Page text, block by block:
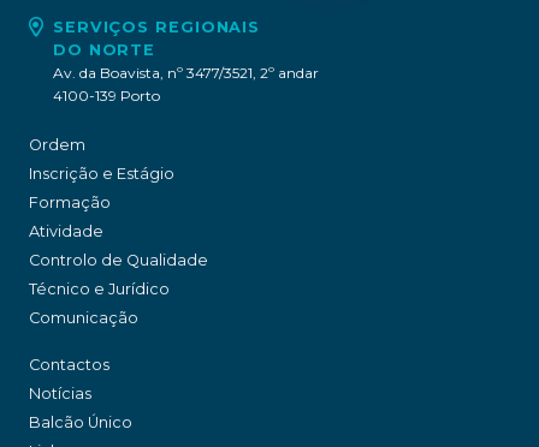
SERVIÇOS REGIONAIS
DO NORTE
Av. da Boavista, nº 3477/3521, 2º andar
4100-139 Porto
Ordem
Inscrição e Estágio
Formação
Atividade
Controlo de Qualidade
Técnico e Jurídico
Comunicação
Contactos
Notícias
Balcão Único